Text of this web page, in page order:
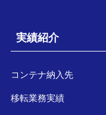
実績紹介
コンテナ納入先
移転業務実績